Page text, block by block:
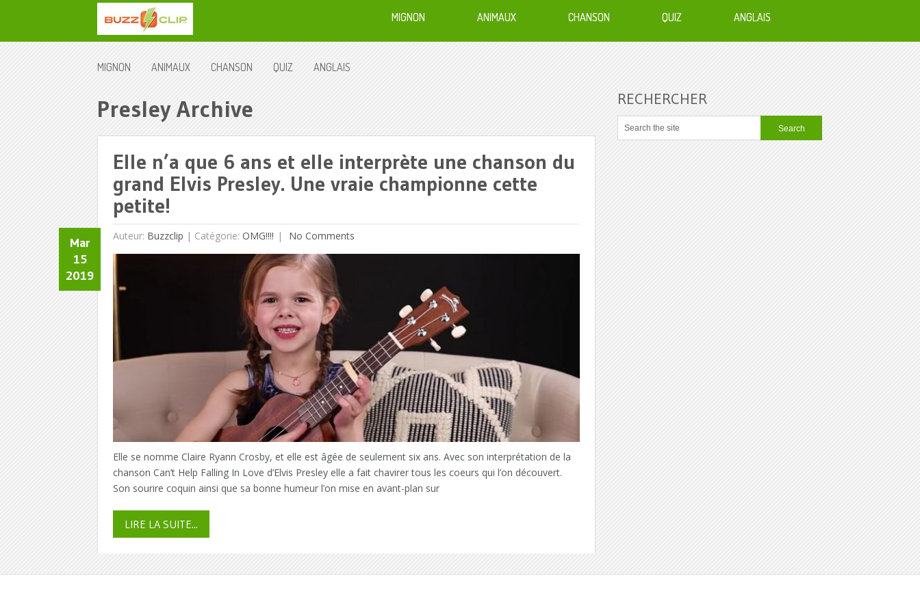
MIGNON ANIMAUX CHANSON QUIZ ANGLAIS
MIGNON ANIMAUX CHANSON QUIZ ANGLAIS
Presley Archive
Elle n’a que 6 ans et elle interprète une chanson du
grand Elvis Presley. Une vraie championne cette
petite!
Auteur: Buzzclip |
Mar
15
2019
Catégorie: OMG!!!! No Comments
Elle se nomme Claire Ryann Crosby, et elle est âgée de seulement six ans. Avec son interprétation de la
chanson Can’t Help Falling In Love d’Elvis Presley elle a fait chavirer tous les coeurs qui l’on découvert.
Son sourire coquin ainsi que sa bonne humeur l’on mise en avant-plan sur
LIRE LA SUITE...
RECHERCHER